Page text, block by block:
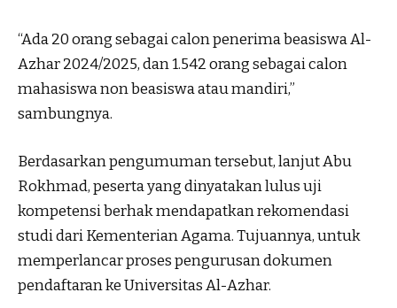
“Ada 20 orang sebagai calon penerima beasiswa Al-
Azhar 2024/2025, dan 1.542 orang sebagai calon
mahasiswa non beasiswa atau mandiri,”
sambungnya.
Berdasarkan pengumuman tersebut, lanjut Abu
Rokhmad, peserta yang dinyatakan lulus uji
kompetensi berhak mendapatkan rekomendasi
studi dari Kementerian Agama. Tujuannya, untuk
memperlancar proses pengurusan dokumen
pendaftaran ke Universitas Al-Azhar.